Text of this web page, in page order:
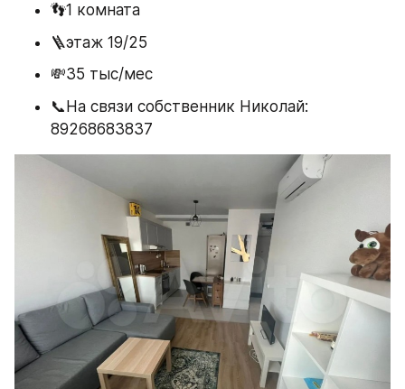
👣1 комната
🪜этаж 19/25
💸35 тыс/мес
📞На связи собственник Николай:
89268683837